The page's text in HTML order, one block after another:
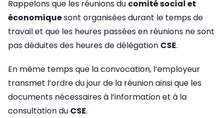
Rappelons que les réunions du comité social et
économiquesont organisées durant le temps de
travail et que les heures passées en réunions ne sont
pas déduites des heures de délégation CSE.
En même temps que la convocation, l’employeur
transmet l’ordre du jour de la réunion ainsi que les
documents nécessaires à l’information et à la
consultation du CSE.